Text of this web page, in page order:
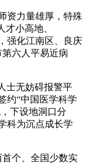
资力量雄厚，特殊
小高地、
强化江南区、良庆
六人平易近病
士无妨碍报警平
约“中国医学科学
下设地洞口分
科为沉点成长学
个、全国少数实